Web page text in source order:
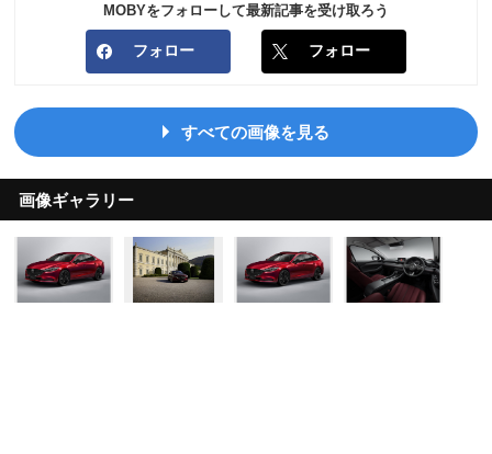
MOBYをフォローして最新記事を受け取ろう
フォロー フォロー
すべての画像を見る
画像ギャラリー